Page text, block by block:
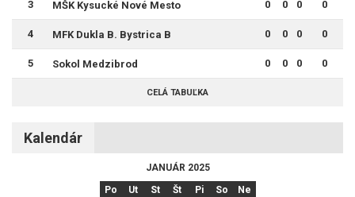
3 MŠK Kysucké Nové Mesto 0 0 0 0
4 MFK Dukla B. Bystrica B 0 0 0 0
5 Sokol Medzibrod 0 0 0 0
CELÁ TABUĽKA
Kalendár
JANUÁR 2025
Po
Ut St Št Pi So
Ne